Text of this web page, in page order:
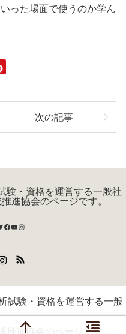
った場面で使うのか学ん
次の記事
験・資格を運営する一般社
進協会のページです。
Facebook
YouTube
Instagram
試験・資格を運営する一般
推進協会のページです。